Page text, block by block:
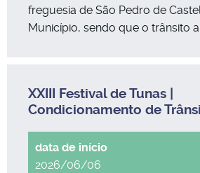
freguesia de São Pedro de
Município, sendo que o trânsito
XXIII Festival de Tunas |
Condicionamento de
2026/06/06